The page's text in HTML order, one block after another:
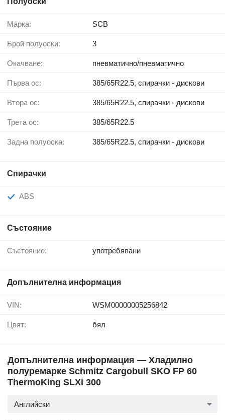
Марка: SCB
Брой полуоски: 3
Окачване: пневматично/пневматично
Първа ос: 385/65R22.5, спирачки - дискови
Втора ос: 385/65R22.5, спирачки - дискови
Трета ос: 385/65R22.5
Задна полуоска: 385/65R22.5, спирачки - дискови
Спирачки
ABS
Състояние
Състояние: употребявани
Допълнителна информация
VIN: WSM00000005256842
Цвят: бял
Допълнителна информация — Хладилно
полуремарке Schmitz Cargobull SKO FP 60
ThermoKing SLXi 300
Английски